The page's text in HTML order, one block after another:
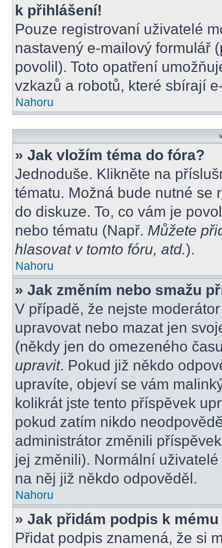
k přihlášení!
Pouze registrovaní uživatelé
nastavený e-mailový formulář
povolil). Toto opatření
vzkazů a robotů, které sbírají
Nahoru
» Jak vložím téma do fóra?
Jednoduše. Klikněte na
tématu. Možná bude nutné se
do diskuze. To, co vám je
nebo tématu (Např. Můžete
hlasovat v tomto fóru, atd.).
Nahoru
» Jak změním nebo smažu
V případě, že nejste
upravovat nebo mazat jen
(někdy jen do omezeného
upravit. Pokud již někdo
upravíte, objeví se vám
kolikrát jste tento příspěvek
pokud zatím nikdo
administrátor změnili
jej změnili). Normální
na něj již někdo odpověděl.
Nahoru
» Jak přidám podpis k
Přidat podpis znamená, že si